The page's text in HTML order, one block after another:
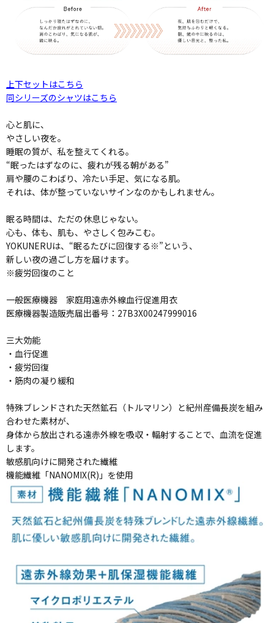
上下セットはこちら
同シリーズのシャツはこちら
心と肌に、
やさしい夜を。
睡眠の質が、私を整えてくれる。
“眠ったはずなのに、疲れが残る朝がある”
肩や腰のこわばり、冷たい手足、気になる肌。
それは、体が整っていないサインなのかもしれません。
眠る時間は、ただの休息じゃない。
心も、体も、肌も、やさしく包みこむ。
YOKUNERUは、“眠るたびに回復する※”という、
新しい夜の過ごし方を届けます。
※疲労回復のこと
一般医療機器 家庭用遠赤外線血行促進用衣
医療機器製造販売届出番号：27B3X00247999016
三大効能
・血行促進
・疲労回復
・筋肉の凝り緩和
特殊ブレンドされた天然鉱石（トルマリン）と紀州産備長炭を組み
合わせた素材が、
身体から放出される遠赤外線を吸収・輻射することで、血流を促進
します。
敏感肌向けに開発された繊維
機能繊維「NANOMIX(R)」を使用